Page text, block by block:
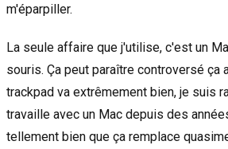
m'éparpiller.
La seule affaire que j'utilise, c'est un
souris. Ça peut paraître controversé ça
trackpad va extrêmement bien, je suis
travaille avec un Mac depuis des
tellement bien que ça remplace